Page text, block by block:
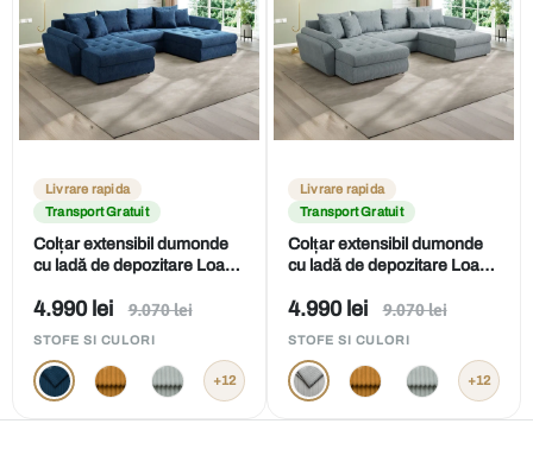
Livrare rapida
Transport Gratuit
Colțar extensibil dumonde
cu ladă de depozitare Loana
Preț
de
vânzare
4.990 lei
Preț
9.070 lei
STOFE SI CULORI
+12
Livrare rapida
Transport Gratuit
Colțar extensibil dumonde
cu ladă de depozitare Loana
Preț
de
vânzare
4.990 lei
Preț
9.070 lei
STOFE SI CULORI
+12